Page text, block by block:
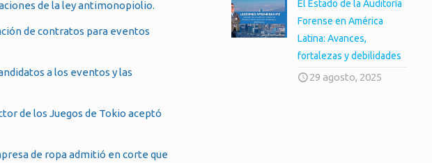
de la ley antimonopiolio.
de contratos para eventos
a los eventos y las
de los Juegos de Tokio aceptó
de ropa admitió en corte que
El Estado de la Auditoría
Forense en América
Latina: Avances,
fortalezas y debilidades
29 agosto, 2025